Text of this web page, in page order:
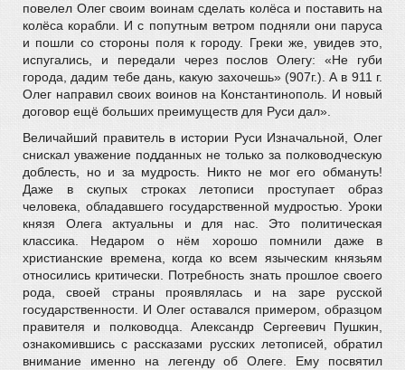
повелел Олег своим воинам сделать колёса и поставить на
колёса корабли. И с попутным ветром подняли они паруса
и пошли со стороны поля к городу. Греки же, увидев это,
испугались, и передали через послов Олегу: «Не губи
города, дадим тебе дань, какую захочешь» (907г.). А в 911 г.
Олег направил своих воинов на Константинополь. И новый
договор ещё больших преимуществ для Руси дал».
Величайший правитель в истории Руси Изначальной, Олег
снискал уважение подданных не только за полководческую
доблесть, но и за мудрость. Никто не мог его обмануть!
Даже в скупых строках летописи проступает образ
человека, обладавшего государственной мудростью. Уроки
князя Олега актуальны и для нас. Это политическая
классика. Недаром о нём хорошо помнили даже в
христианские времена, когда ко всем языческим князьям
относились критически. Потребность знать прошлое своего
рода, своей страны проявлялась и на заре русской
государственности. И Олег оставался примером, образцом
правителя и полководца. Александр Сергеевич Пушкин,
ознакомившись с рассказами русских летописей, обратил
внимание именно на легенду об Олеге. Ему посвятил